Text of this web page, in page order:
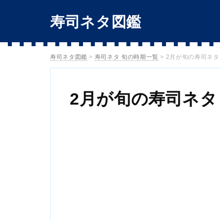
寿司ネタ図鑑
寿司ネタ図鑑 > 寿司ネタ 旬の時期一覧 > 2月が旬の寿司ネタ
2月が旬の寿司ネタ